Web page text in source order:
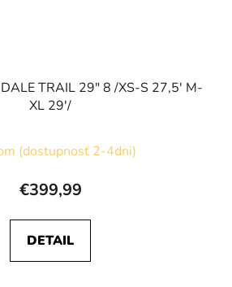
TRAIL 29" 8 /XS-S 27,5' M-
XL 29'/
(dostupnosť 2-4dni)
€399,99
DETAIL